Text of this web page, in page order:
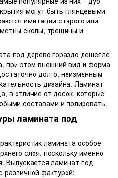
могут быть глянцевыми
имитации старого или
сколы, трещины и
под дерево гораздо дешевле
при этом внешний вид и форма
долго, неизменным
дизайна. Ламинат
в отличие от досок, которые
составами и полировать.
ламината под
ламината особое
слоя, поскольку именно
Выпускается ламинат под
различной фактурой: